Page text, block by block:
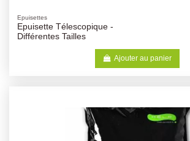
Epuisettes
Epuisette Télescopique -
Différentes Tailles
Ajouter au panier